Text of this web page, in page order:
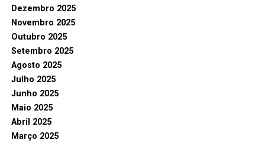
Dezembro 2025
Novembro 2025
Outubro 2025
Setembro 2025
Agosto 2025
Julho 2025
Junho 2025
Maio 2025
Abril 2025
Março 2025